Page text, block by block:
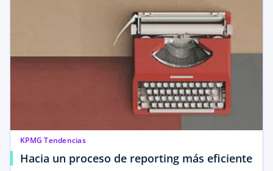
KPMG Tendencias
Hacia un proceso de reporting más eficiente